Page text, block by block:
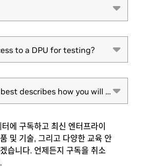
to a DPU for testing?
to a DPU for testing?
Which use case best describes how you will use the DPU? Which use case best describes how you will use the DPU?
에 구독하고 최신 엔터프라이
및 기술, 그리고 다양한 교육 안
습니다. 언제든지 구독을 취소